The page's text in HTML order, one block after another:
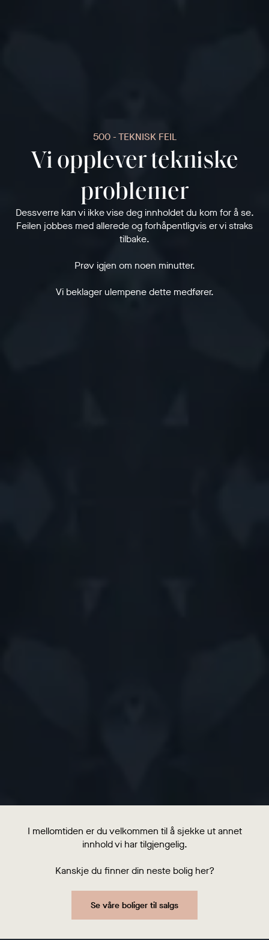
500 - TEKNISK FEIL
Vi opplever tekniske
problemer
Dessverre kan vi ikke vise deg innholdet du kom for å se.
Feilen jobbes med allerede og forhåpentligvis er vi straks
tilbake.
Prøv igjen om noen minutter.
Vi beklager ulempene dette medfører.
I mellomtiden er du velkommen til å sjekke ut annet
innhold vi har tilgjengelig.
Kanskje du finner din neste bolig her?
Se våre boliger til salgs